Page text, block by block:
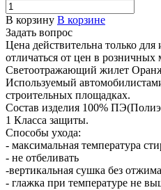
В корзину В корзине
Задать вопрос
Цена действительна только
отличаться от цен в розничных
Светоотражающий жилет
Используемый
строительных площадках.
Состав изделия 100%
1 Класса защиты.
Способы ухода:
- максимальная температура
- не отбеливать
-вертикальная сушка без отжима
- глажка при температуре не